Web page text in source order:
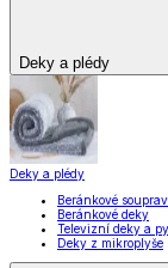
Deky a plédy
Deky a plédy
Beránkové
Beránkové deky
Televizní deky a
Deky z mikroplyše